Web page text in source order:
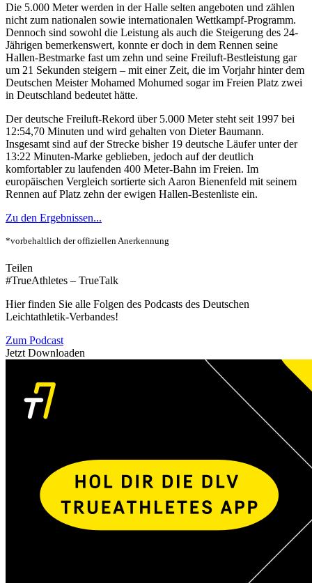
Die 5.000 Meter werden in der Halle selten angeboten und zählen
nicht zum nationalen sowie internationalen Wettkampf-Programm.
Dennoch sind sowohl die Leistung als auch die Steigerung des 24-
Jährigen bemerkenswert, konnte er doch in dem Rennen seine
Hallen-Bestmarke fast um zehn und seine Freiluft-Bestleistung gar
um 21 Sekunden steigern – mit einer Zeit, die im Vorjahr hinter dem
Deutschen Meister Mohamed Mohumed sogar im Freien Platz zwei
in Deutschland bedeutet hätte.
Der deutsche Freiluft-Rekord über 5.000 Meter steht seit 1997 bei
12:54,70 Minuten und wird gehalten von Dieter Baumann.
Insgesamt sind auf der Strecke bisher 19 deutsche Läufer unter der
13:22 Minuten-Marke geblieben, jedoch auf der deutlich
komfortabler zu laufenden 400 Meter-Bahn im Freien. Im
europäischen Vergleich sortierte sich Aaron Bienenfeld mit seinem
Rennen auf Platz zehn der ewigen Hallen-Bestenliste ein.
Zu den Ergebnissen...
*vorbehaltlich der offiziellen Anerkennung
Teilen
#TrueAthletes – TrueTalk
Hier finden Sie alle Folgen des Podcasts des Deutschen
Leichtathletik-Verbandes!
Zum Podcast
Jetzt Downloaden